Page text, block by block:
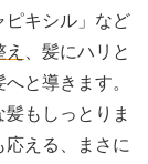
ピキシル」など
、髪にハリと
と導きます。
もしっとりま
える、まさに